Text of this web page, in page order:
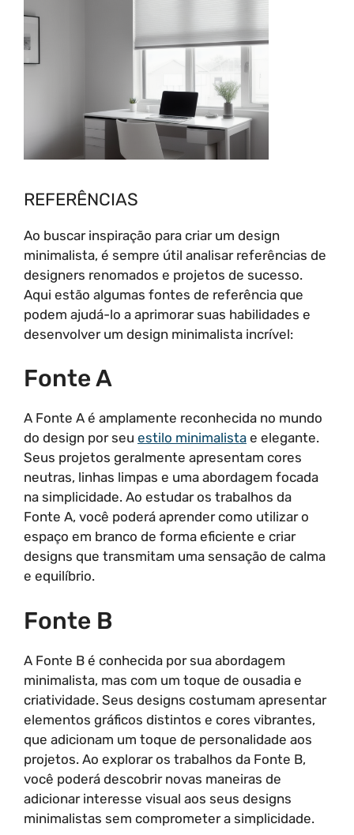
REFERÊNCIAS
Ao buscar inspiração para criar um design
minimalista, é sempre útil analisar referências de
designers renomados e projetos de sucesso.
Aqui estão algumas fontes de referência que
podem ajudá-lo a aprimorar suas habilidades e
desenvolver um design minimalista incrível:
Fonte A
A Fonte A é amplamente reconhecida no mundo
do design por seu estilo minimalista e elegante.
Seus projetos geralmente apresentam cores
neutras, linhas limpas e uma abordagem focada
na simplicidade. Ao estudar os trabalhos da
Fonte A, você poderá aprender como utilizar o
espaço em branco de forma eficiente e criar
designs que transmitam uma sensação de calma
e equilíbrio.
Fonte B
A Fonte B é conhecida por sua abordagem
minimalista, mas com um toque de ousadia e
criatividade. Seus designs costumam apresentar
elementos gráficos distintos e cores vibrantes,
que adicionam um toque de personalidade aos
projetos. Ao explorar os trabalhos da Fonte B,
você poderá descobrir novas maneiras de
adicionar interesse visual aos seus designs
minimalistas sem comprometer a simplicidade.